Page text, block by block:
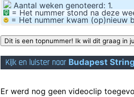
Aantal weken genoteerd: 1.
= Het nummer stond na deze
= Het nummer kwam (op)nieuw
Kijk en luister naar Budapest
Er werd nog geen videoclip